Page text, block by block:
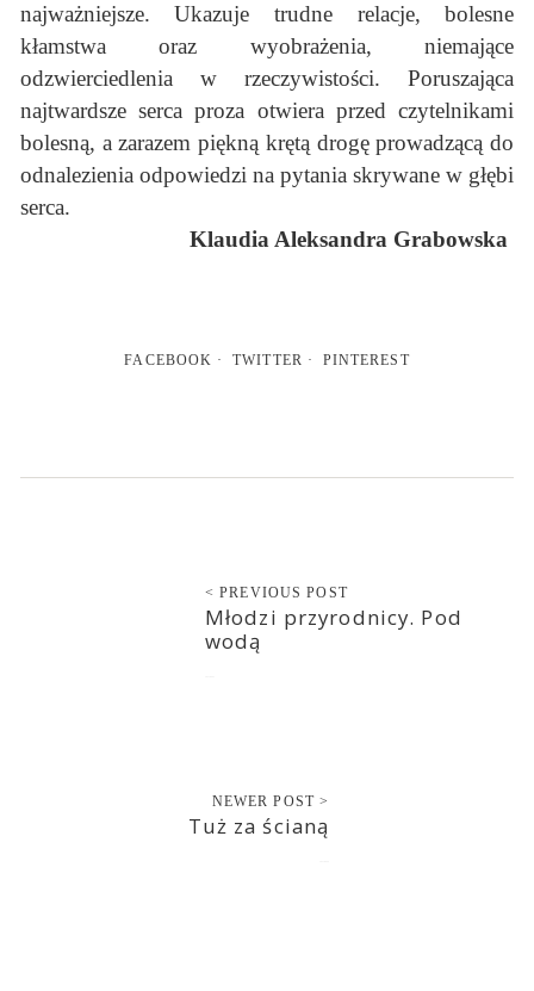
najważniejsze. Ukazuje trudne relacje, bolesne
kłamstwa oraz wyobrażenia, niemające
odzwierciedlenia w rzeczywistości. Poruszająca
najtwardsze serca proza otwiera przed czytelnikami
bolesną, a zarazem piękną krętą drogę prowadzącą do
odnalezienia odpowiedzi na pytania skrywane w głębi
serca.
Klaudia Aleksandra Grabowska
FACEBOOK TWITTER PINTEREST
< PREVIOUS POST
Młodzi przyrodnicy. Pod
wodą
NEWER POST >
Tuż za ścianą